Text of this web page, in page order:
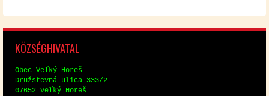
KÖZ­SÉG­HI­VA­TAL
Obec Veľký Horeš
Družstev­ná uli­ca 333/2
07652 Veľký Horeš